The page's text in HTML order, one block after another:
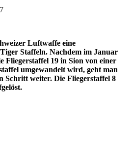
Luftwaffe eine
Staffeln. Nachdem im Januar
Fliegerstaffel 19 in Sion von einer
umgewandelt wird, geht man
Schritt weiter. Die Fliegerstaffel 8